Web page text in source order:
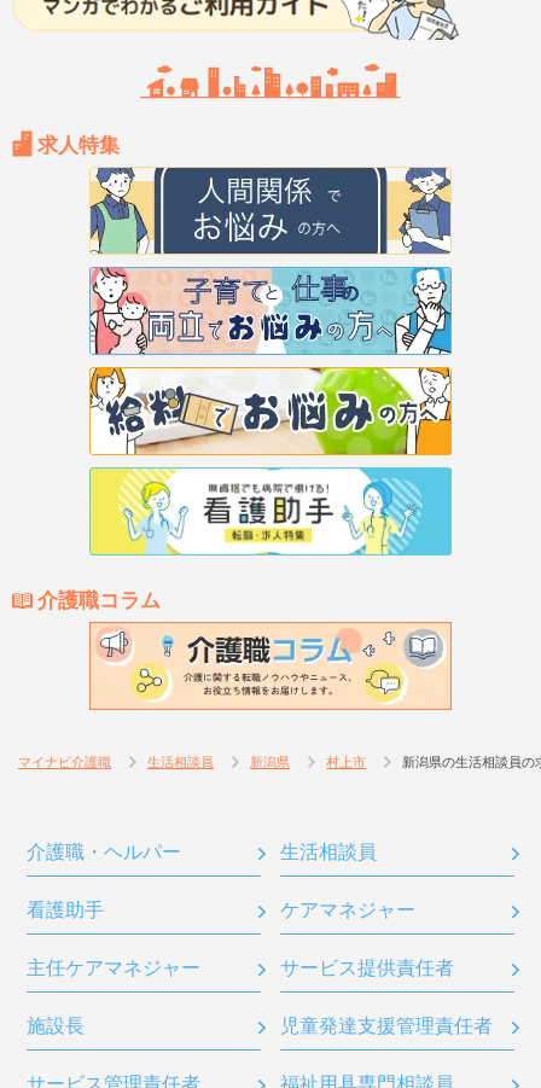
求人特集
介護職コラム
マイナビ介護職 生活相談員 新潟県 村上市 新潟県の生活相談員の
介護職・ヘルパー 生活相談員
看護助手 ケアマネジャー
主任ケアマネジャー サービス提供責任者
施設長 児童発達支援管理責任者
サービス管理責任者 福祉用具専門相談員